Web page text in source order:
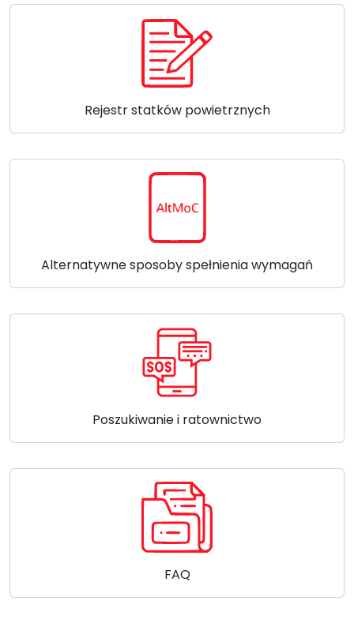
Rejestr statków powietrznych
Alternatywne sposoby spełnienia wymagań
Poszukiwanie i ratownictwo
FAQ